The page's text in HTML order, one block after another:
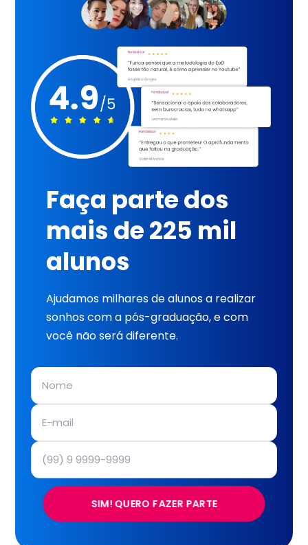
Faça parte dos
mais de 225 mil
alunos
Ajudamos milhares de alunos a realizar
sonhos com a pós-graduação, e com
você não será diferente.
SIM! QUERO FAZER PARTE